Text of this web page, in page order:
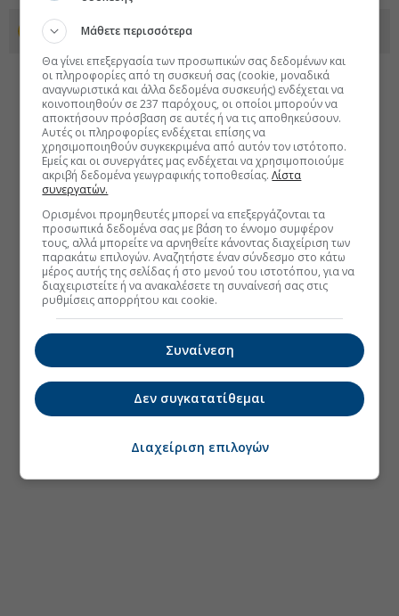
Προσθέστε το euro2day.gr στο Discover
Μάθετε περισσότερα
Θα γίνει επεξεργασία των προσωπικών σας δεδομένων και
οι πληροφορίες από τη συσκευή σας (cookie, μοναδικά
αναγνωριστικά και άλλα δεδομένα συσκευής) ενδέχεται να
κοινοποιηθούν σε 237 παρόχους, οι οποίοι μπορούν να
αποκτήσουν πρόσβαση σε αυτές ή να τις αποθηκεύσουν.
Αυτές οι πληροφορίες ενδέχεται επίσης να
χρησιμοποιηθούν συγκεκριμένα από αυτόν τον ιστότοπο.
Εμείς και οι συνεργάτες μας ενδέχεται να χρησιμοποιούμε
ακριβή δεδομένα γεωγραφικής τοποθεσίας.Λίστα
συνεργατών.
Ορισμένοι προμηθευτές μπορεί να επεξεργάζονται τα
προσωπικά δεδομένα σας με βάση το έννομο συμφέρον
τους, αλλά μπορείτε να αρνηθείτε κάνοντας διαχείριση των
παρακάτω επιλογών. Αναζητήστε έναν σύνδεσμο στο κάτω
μέρος αυτής της σελίδας ή στο μενού του ιστοτόπου, για να
διαχειριστείτε ή να ανακαλέσετε τη συναίνεσή σας στις
ρυθμίσεις απορρήτου και cookie.
Συναίνεση
Δεν συγκατατίθεμαι
Διαχείριση επιλογών